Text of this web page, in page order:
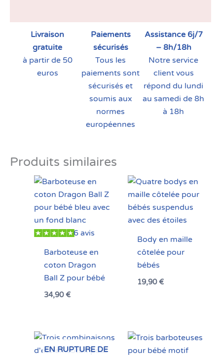
Livraison
gratuite
à partir de 50
euros
Paiements
sécurisés
Tous les
paiements sont
sécurisés et
soumis aux
normes
européennes
Assistance 6j/7
– 8h/18h
Notre service
client vous
répond du lundi
au samedi de 8h
à 18h
Produits similaires
6 avis
Barboteuse en
coton Dragon
Ball Z pour bébé
34,90€
Body en maille
côtelée pour
bébés
19,90€
EN RUPTURE DE